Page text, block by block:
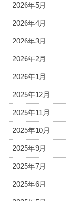
2026年5月
2026年4月
2026年3月
2026年2月
2026年1月
2025年12月
2025年11月
2025年10月
2025年9月
2025年7月
2025年6月